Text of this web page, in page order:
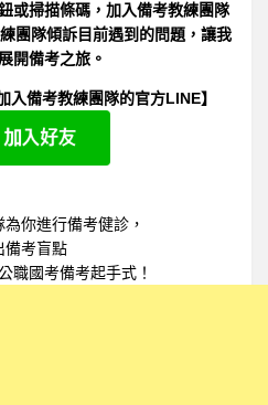
或掃描條碼，加入備考教練團隊
團隊傾訴目前遇到的問題，讓我
開備考之旅。
入備考教練團隊的官方LINE】
你進行備考健診，
備考盲點
職國考備考起手式！